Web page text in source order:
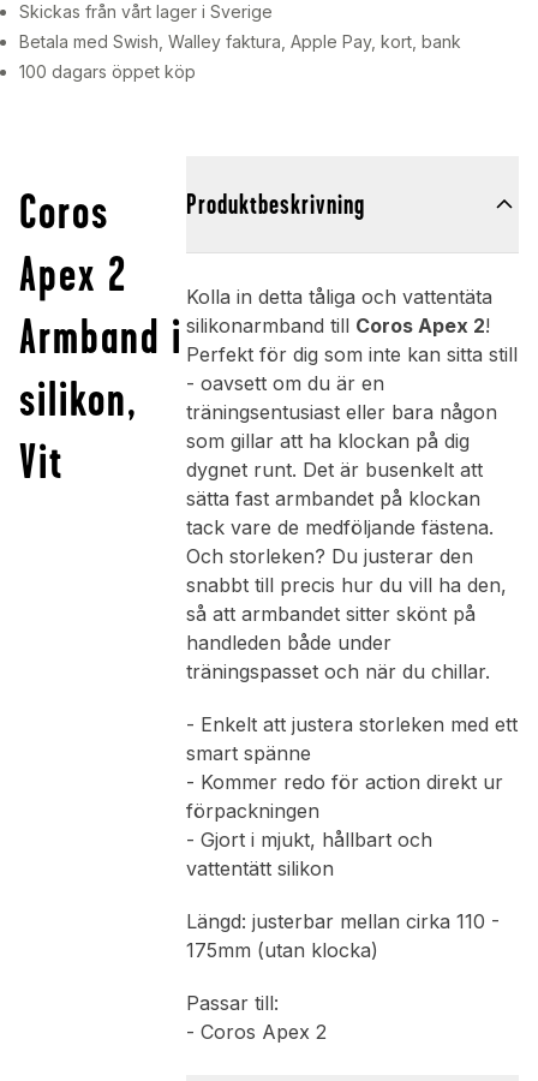
Skickas från vårt lager i Sverige
Betala med Swish, Walley faktura, Apple Pay, kort, bank
100 dagars öppet köp
Coros
Apex 2
Armband i
silikon,
Vit
Produktbeskrivning
Kolla in detta tåliga och vattentäta
silikonarmband till Coros Apex 2!
Perfekt för dig som inte kan sitta still
- oavsett om du är en
träningsentusiast eller bara någon
som gillar att ha klockan på dig
dygnet runt. Det är busenkelt att
sätta fast armbandet på klockan
tack vare de medföljande fästena.
Och storleken? Du justerar den
snabbt till precis hur du vill ha den,
så att armbandet sitter skönt på
handleden både under
träningspasset och när du chillar.
- Enkelt att justera storleken med ett
smart spänne
- Kommer redo för action direkt ur
förpackningen
- Gjort i mjukt, hållbart och
vattentätt silikon
Längd: justerbar mellan cirka 110 -
175mm (utan klocka)
Passar till:
- Coros Apex 2